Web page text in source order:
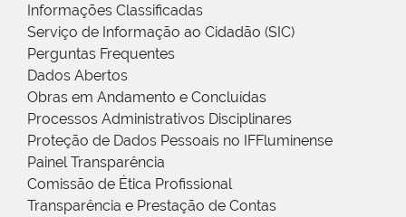
Informações Classificadas
Serviço de Informação ao Cidadão (SIC)
Perguntas Frequentes
Dados Abertos
Obras em Andamento e Concluídas
Processos Administrativos Disciplinares
Proteção de Dados Pessoais no IFFluminense
Painel Transparência
Comissão de Ética Profissional
Transparência e Prestação de Contas